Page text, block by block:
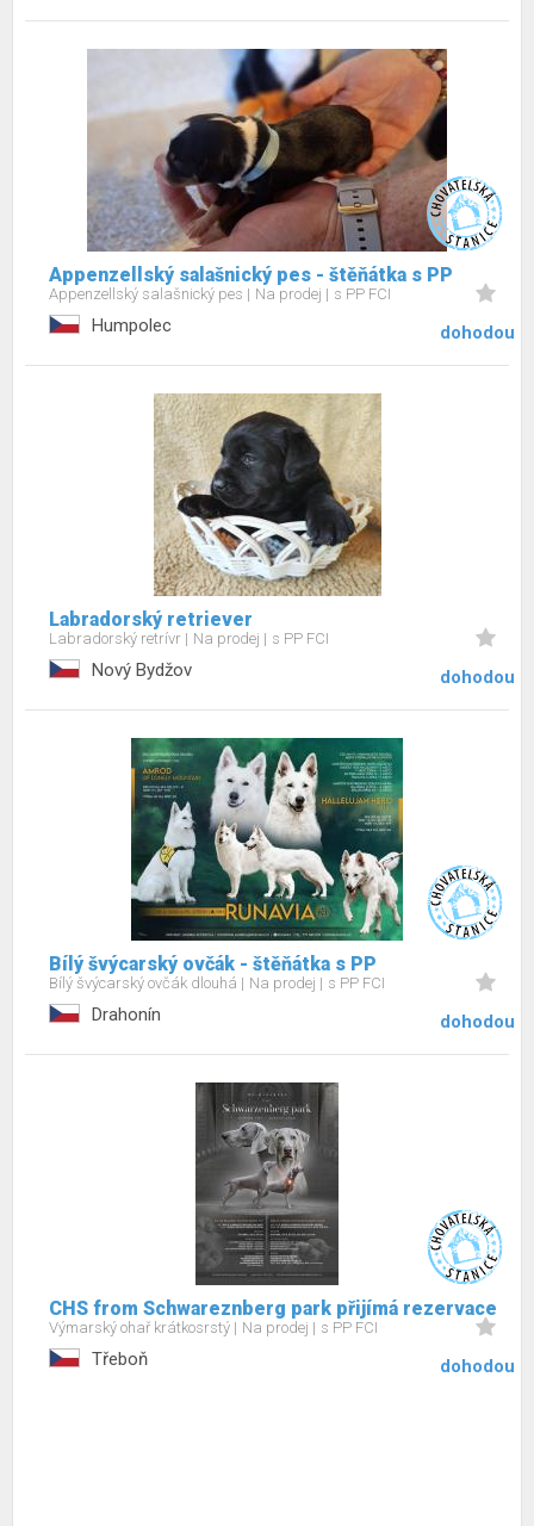
Appenzellský salašnický pes - štěňátka s PP
Appenzellský salašnický pes Na prodej s PP FCI
Humpolec dohodou
Labradorský retriever
Labradorský retrívr Na prodej s PP FCI
Nový Bydžov dohodou
Bílý švýcarský ovčák - štěňátka s PP
Bílý švýcarský ovčák dlouhá Na prodej s PP FCI
Drahonín dohodou
CHS from Schwareznberg park přijímá rezervace
Výmarský ohař krátkosrstý Na prodej s PP FCI
Třeboň dohodou